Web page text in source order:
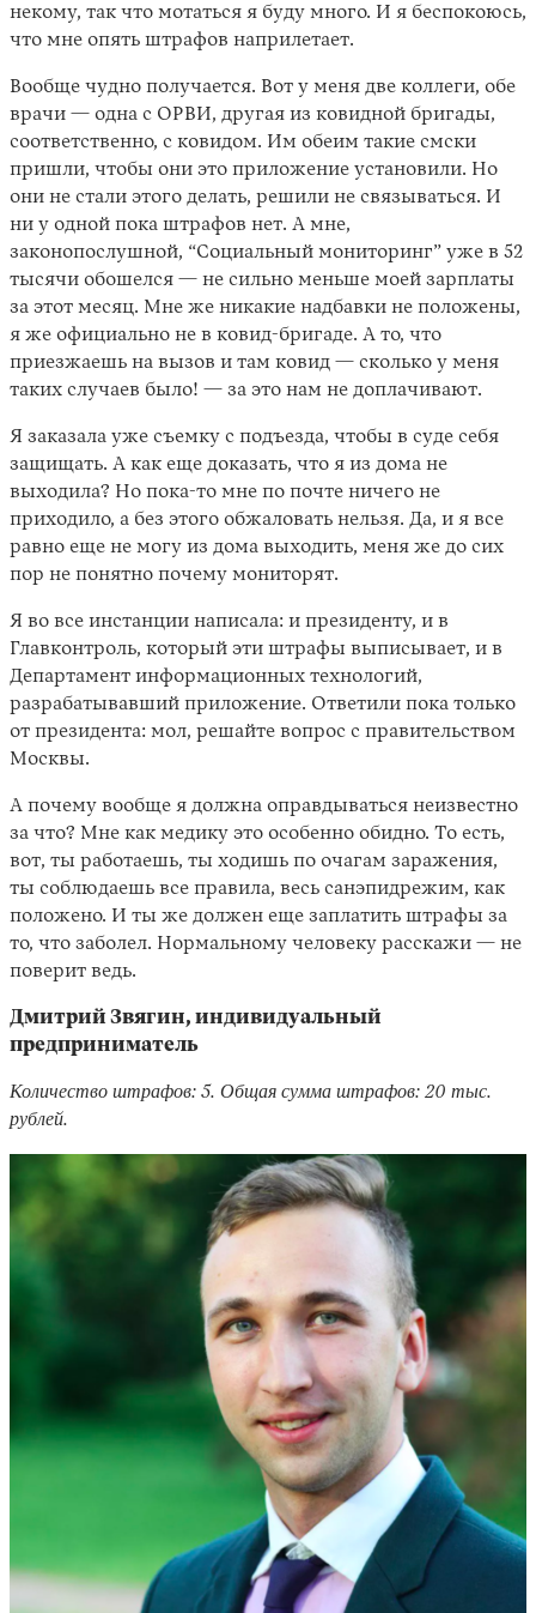
некому, так что мотаться я буду много. И я беспокоюсь,
что мне опять штрафов наприлетает.
Вообще чудно получается. Вот у меня две коллеги, обе
врачи — одна с ОРВИ, другая из ковидной бригады,
соответственно, с ковидом. Им обеим такие смски
пришли, чтобы они это приложение установили. Но
они не стали этого делать, решили не связываться. И
ни у одной пока штрафов нет. А мне,
законопослушной, “Социальный мониторинг” уже в 52
тысячи обошелся — не сильно меньше моей зарплаты
за этот месяц. Мне же никакие надбавки не положены,
я же официально не в ковид-бригаде. А то, что
приезжаешь на вызов и там ковид — сколько у меня
таких случаев было! — за это нам не доплачивают.
Я заказала уже съемку с подъезда, чтобы в суде себя
защищать. А как еще доказать, что я из дома не
выходила? Но пока-то мне по почте ничего не
приходило, а без этого обжаловать нельзя. Да, и я все
равно еще не могу из дома выходить, меня же до сих
пор не понятно почему мониторят.
Я во все инстанции написала: и президенту, и в
Главконтроль, который эти штрафы выписывает, и в
Департамент информационных технологий,
разрабатывавший приложение. Ответили пока только
от президента: мол, решайте вопрос с правительством
Москвы.
А почему вообще я должна оправдываться неизвестно
за что? Мне как медику это особенно обидно. То есть,
вот, ты работаешь, ты ходишь по очагам заражения,
ты соблюдаешь все правила, весь санэпидрежим, как
положено. И ты же должен еще заплатить штрафы за
то, что заболел. Нормальному человеку расскажи — не
поверит ведь.
Дмитрий Звягин, индивидуальный
предприниматель
Количество штрафов: 5. Общая сумма штрафов: 20 тыс.
рублей.